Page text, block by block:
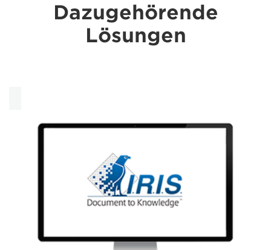
Dazugehörende
Lösungen